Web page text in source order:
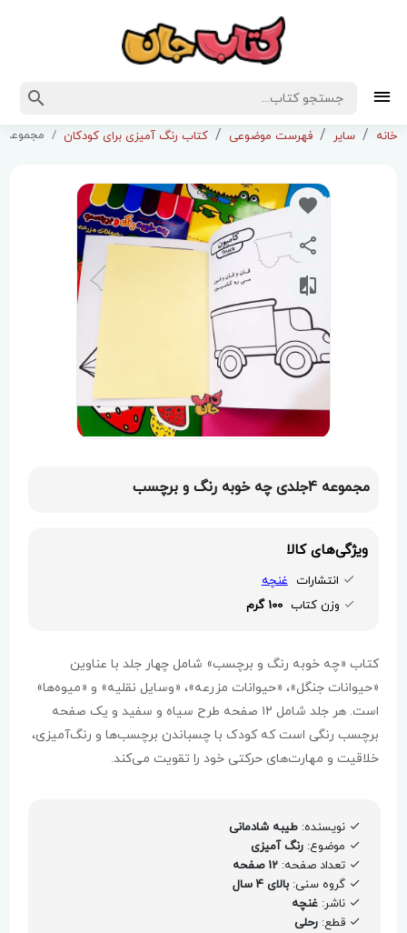
خانه سایر فهرست موضوعی کتاب رنگ آمیزی برای کودکان مجموعه 4جلدی چه خوبه رنگ و برچسب
مجموعه 4جلدی چه خوبه رنگ و برچسب
ویژگی‌های کالا
انتشارات غنچه
وزن کتاب 100 گرم
کتاب «چه خوبه رنگ و برچسب» شامل چهار جلد با عناوین
«حیوانات جنگل»، «حیوانات مزرعه»، «وسایل نقلیه» و «میوه‌ها»
است. هر جلد شامل ۱۲ صفحه طرح سیاه و سفید و یک صفحه
برچسب رنگی است که کودک با چسباندن برچسب‌ها و رنگ‌آمیزی،
خلاقیت و مهارت‌های حرکتی خود را تقویت می‌کند.
نویسنده:طیبه شادمانی
موضوع:رنگ آمیزی
تعداد صفحه:12 صفحه
گروه سنی:بالای 4 سال
ناشر:غنچه
قطع:رحلی